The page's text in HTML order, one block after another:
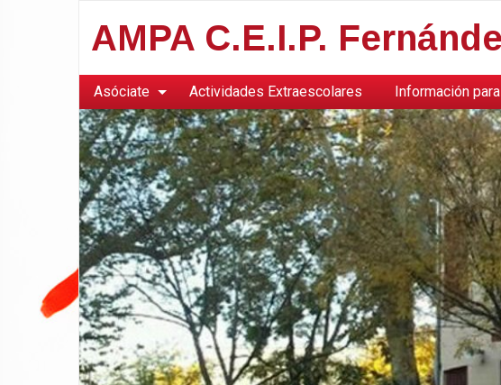
AMPA C.E.I.P.
Asóciate Actividades Extraescolares Información